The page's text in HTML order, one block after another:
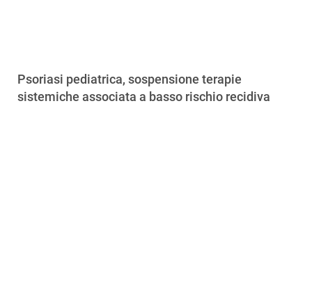
Psoriasi pediatrica, sospensione terapie
sistemiche associata a basso rischio recidiva